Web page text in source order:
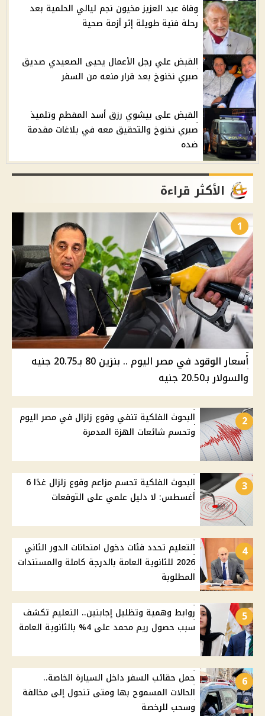
وفاة عبد العزيز مخيون نجم ليالي الحلمية بعد
رحلة فنية طويلة إثر أزمة صحية
القبض علي رجل الأعمال يحيى الصعيدي صديق
صبري نخنوخ بعد قرار منعه من السفر
القبض على بيشوي رزق أسد المقطم وتلميذ
صبري نخنوخ والتحقيق معه في بلاغات مقدمة
ضده
الأكثر قراءة
1
أسعار الوقود في مصر اليوم .. بنزين 80 بـ20.75 جنيه
والسولار بـ20.50 جنيه
2
البحوث الفلكية تنفي وقوع زلزال في مصر اليوم
وتحسم شائعات الهزة المدمرة
3
البحوث الفلكية تحسم مزاعم وقوع زلزال غدًا 6
أغسطس: لا دليل علمي على التوقعات
4
التعليم تحدد فئات دخول امتحانات الدور الثاني
2026 للثانوية العامة بالدرجة كاملة والمستندات
المطلوبة
5
روابط وهمية وتظليل إجابتين.. التعليم تكشف
سبب حصول ريم محمد على 4% بالثانوية العامة
6
حمل حقائب السفر داخل السيارة الخاصة..
الحالات المسموح بها ومتى تتحول إلى مخالفة
وسحب للرخصة